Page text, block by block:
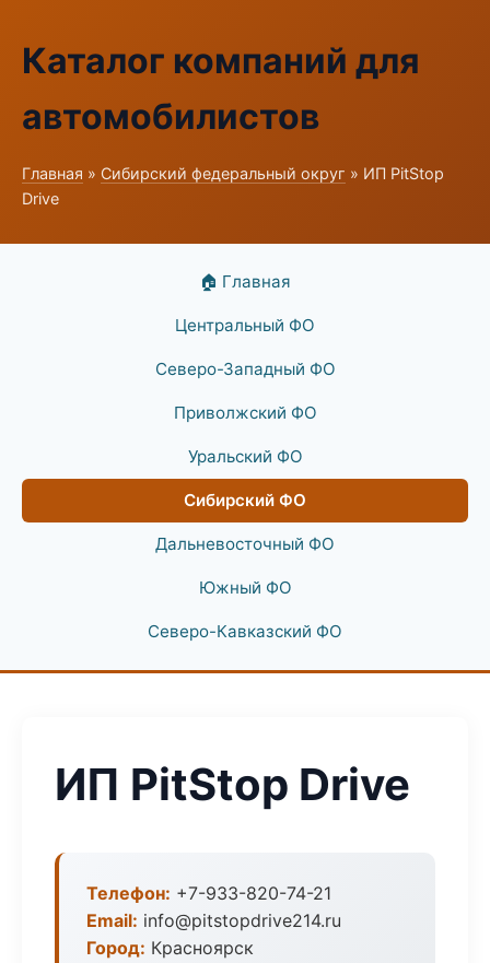
Каталог компаний для
автомобилистов
Главная » Сибирский федеральный округ » ИП PitStop
Drive
🏠 Главная
Центральный ФО
Северо-Западный ФО
Приволжский ФО
Уральский ФО
Сибирский ФО
Дальневосточный ФО
Южный ФО
Северо-Кавказский ФО
ИП PitStop Drive
Телефон: +7-933-820-74-21
Email: info@pitstopdrive214.ru
Город: Красноярск